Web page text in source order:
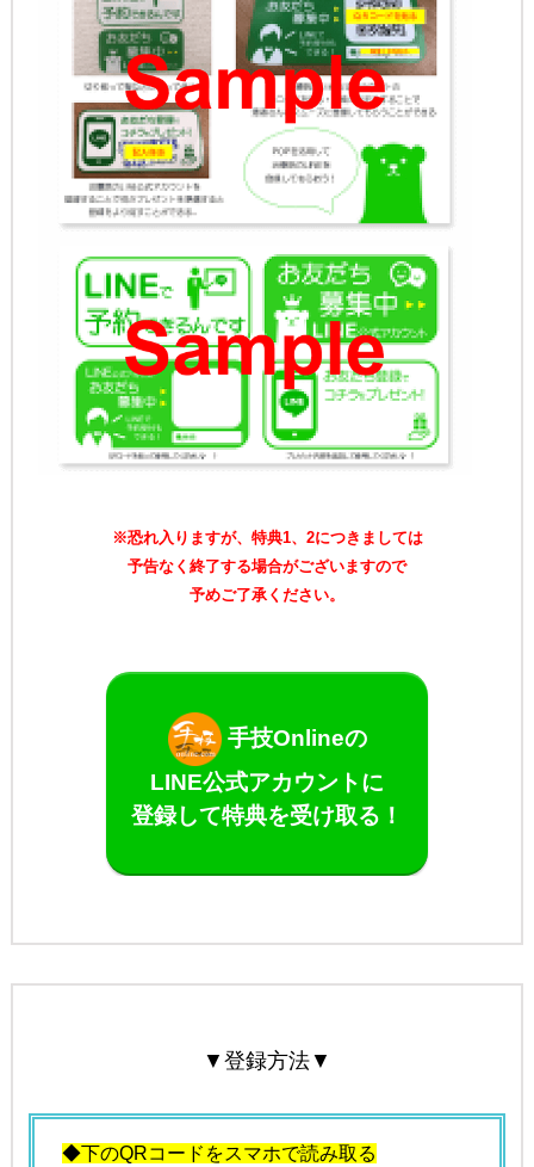
※恐れ入りますが、特典1、2につきましては
予告なく終了する場合がございますので
予めご了承ください。
手技Onlineの
LINE公式アカウントに
登録して特典を受け取る！
▼登録方法▼
◆下のQRコードをスマホで読み取る